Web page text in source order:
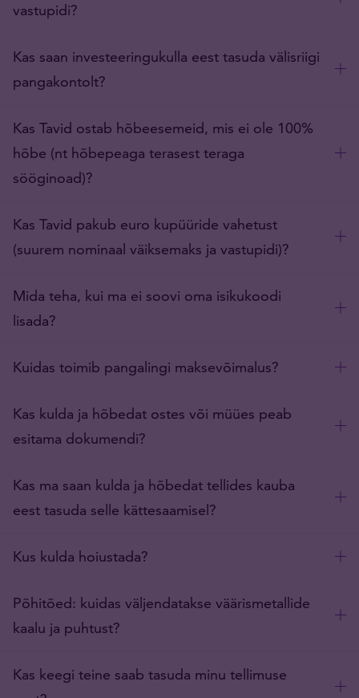
vastupidi?
Kas saan investeeringukulla eest tasuda välisriigi
pangakontolt?
Kas Tavid ostab hõbeesemeid, mis ei ole 100%
hõbe (nt hõbepeaga terasest teraga
sööginoad)?
Kas Tavid pakub euro kupüüride vahetust
(suurem nominaal väiksemaks ja vastupidi)?
Mida teha, kui ma ei soovi oma isikukoodi
lisada?
Kuidas toimib pangalingi maksevõimalus?
Kas kulda ja hõbedat ostes või müües peab
esitama dokumendi?
Kas ma saan kulda ja hõbedat tellides kauba
eest tasuda selle kättesaamisel?
Kus kulda hoiustada?
Põhitõed: kuidas väljendatakse väärismetallide
kaalu ja puhtust?
Kas keegi teine saab tasuda minu tellimuse